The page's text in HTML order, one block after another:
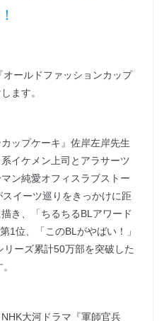
ールドファッションカップ
ます。
ップケーキ』佐岸左岸先生
イケメン上司とアラサーツ
ン純愛オフィスラブストー
イーツ巡りをきっかけに距
き、「ちるちるBLアワード
1位、「このBLがやばい！」
ーズ累計50万部を突破した
大河ドラマ『軍師官兵